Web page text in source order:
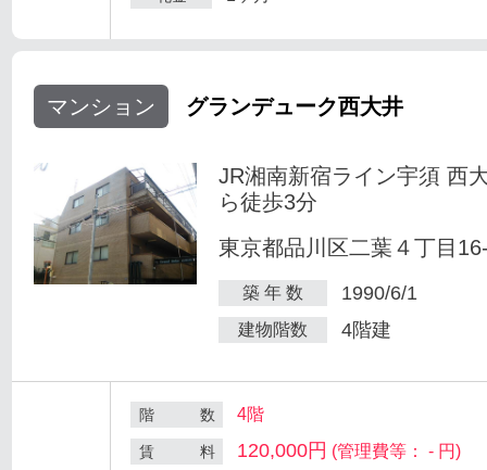
マンション グランデューク西大井
JR湘南新宿ライン宇須 西
ら徒歩3分
東京都品川区二葉４丁目
築 年 数 1990/6/1
建物階数 4階建
階 数 4階
賃 料 120,000円 (管理費等： - 円)